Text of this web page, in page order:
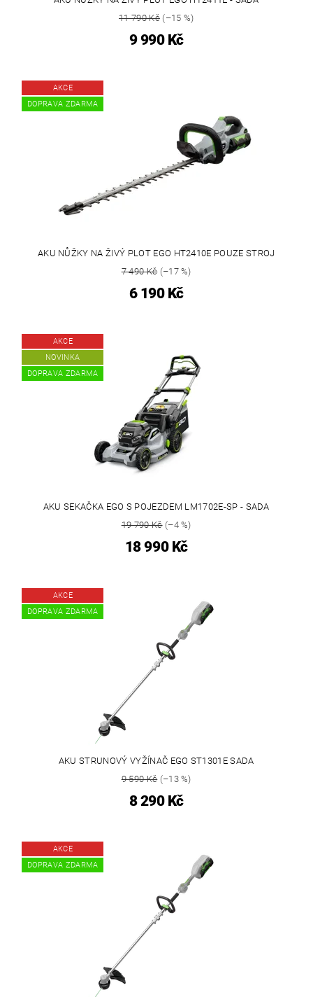
11 790 Kč(–15 %)
9 990 Kč
AKCE
DOPRAVA ZDARMA
AKU NŮŽKY NA ŽIVÝ PLOT EGO HT2410E POUZE STROJ
7 490 Kč(–17 %)
6 190 Kč
AKCE
NOVINKA
DOPRAVA ZDARMA
AKU SEKAČKA EGO S POJEZDEM LM1702E-SP - SADA
19 790 Kč(–4 %)
18 990 Kč
AKCE
DOPRAVA ZDARMA
AKU STRUNOVÝ VYŽÍNAČ EGO ST1301E SADA
9 590 Kč(–13 %)
8 290 Kč
AKCE
DOPRAVA ZDARMA